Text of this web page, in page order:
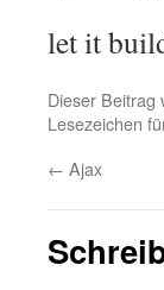
let it
Dieser Beitrag
Lesezeichen
← Ajax